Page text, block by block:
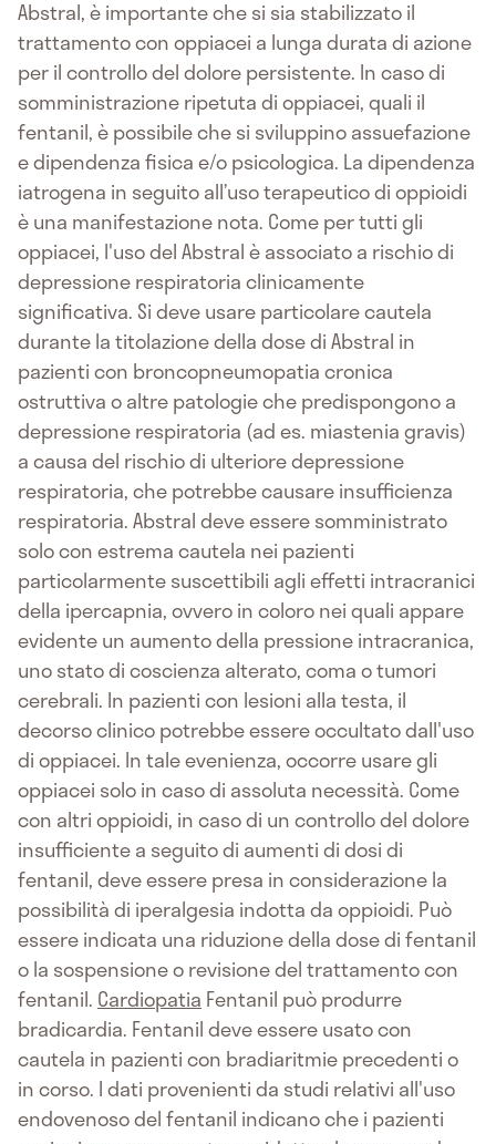
Abstral, è importante che si sia stabilizzato il
trattamento con oppiacei a lunga durata di azione
per il controllo del dolore persistente. In caso di
somministrazione ripetuta di oppiacei, quali il
fentanil, è possibile che si sviluppino assuefazione
e dipendenza fisica e/o psicologica. La dipendenza
iatrogena in seguito all’uso terapeutico di oppioidi
è una manifestazione nota. Come per tutti gli
oppiacei, l'uso del Abstral è associato a rischio di
depressione respiratoria clinicamente
significativa. Si deve usare particolare cautela
durante la titolazione della dose di Abstral in
pazienti con broncopneumopatia cronica
ostruttiva o altre patologie che predispongono a
depressione respiratoria (ad es. miastenia gravis)
a causa del rischio di ulteriore depressione
respiratoria, che potrebbe causare insufficienza
respiratoria. Abstral deve essere somministrato
solo con estrema cautela nei pazienti
particolarmente suscettibili agli effetti intracranici
della ipercapnia, ovvero in coloro nei quali appare
evidente un aumento della pressione intracranica,
uno stato di coscienza alterato, coma o tumori
cerebrali. In pazienti con lesioni alla testa, il
decorso clinico potrebbe essere occultato dall'uso
di oppiacei. In tale evenienza, occorre usare gli
oppiacei solo in caso di assoluta necessità. Come
con altri oppioidi, in caso di un controllo del dolore
insufficiente a seguito di aumenti di dosi di
fentanil, deve essere presa in considerazione la
possibilità di iperalgesia indotta da oppioidi. Può
essere indicata una riduzione della dose di fentanil
o la sospensione o revisione del trattamento con
fentanil. Cardiopatia Fentanil può produrre
bradicardia. Fentanil deve essere usato con
cautela in pazienti con bradiaritmie precedenti o
in corso. I dati provenienti da studi relativi all'uso
endovenoso del fentanil indicano che i pazienti